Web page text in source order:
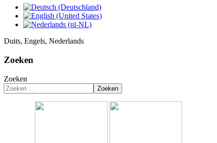
Duits, Engels, Nederlands
Zoeken
Zoeken
Zoeken